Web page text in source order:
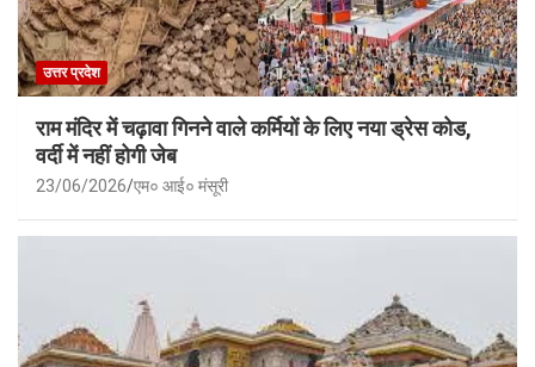
उत्तर प्रदेश
राम मंदिर में चढ़ावा गिनने वाले कर्मियों के लिए नया ड्रेस कोड,
वर्दी में नहीं होगी जेब
23/06/2026 एम० आई० मंसूरी